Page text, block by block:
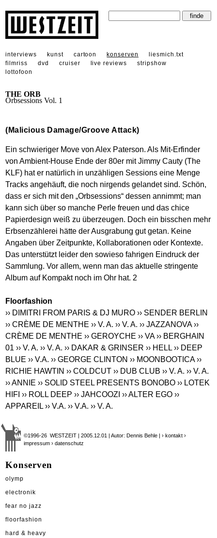
interviews kunst cartoon konserven
liesmich.txt
filmriss
dvd cruiser live reviews
stripshow
lottofoon
THE ORB
Orbsessions Vol. 1
(Malicious Damage/Groove Attack)
Ein schwieriger Move von Alex Paterson. Als Mit-Erfinder
von Ambient-House Ende der 80er mit Jimmy Cauty (The
KLF) hat er natürlich in unzähligen Sessions eine Menge
Tracks angehäuft, die noch nirgends gelandet sind. Schön,
dass er sich mit den „Orbsessions“ dessen annimmt; man
kann sich über so manche Perle freuen und das chice
Papierdesign weiß zu überzeugen. Doch ein bisschen mehr
Erbsenzählerei hätte der Ausgrabung gut getan. Keine
Angaben über Zeitpunkte, Kollaborationen oder Kontexte.
Das unterstützt leider den sowieso fahrigen Eindruck der
Sammlung. Vor allem, wenn man das aktuelle stringente
Album auf Kompakt noch im Ohr hat. 2
Floorfashion
›› DIMITRI FROM PARIS & DJ MURO ›› SENDER BERLIN
›› CRÈME DE MENTHE ›› V. A. ›› V. A. ›› JAZZANOVA ››
CRÈME DE MENTHE ›› GEROYCHE ›› VA ›› BERGHAIN
01 ›› V. A. ›› V. A. ›› DAKAR & GRINSER ›› HELL ›› DEEP
BLUE ›› V.A. ›› GEORGE CLINTON ›› MOONBOOTICA ››
RICHIE HAWTIN ›› COLDCUT ›› DUB CLUB ›› V. A. ›› V. A.
›› ANNIE ›› SOLID STEEL PRESENTS BONOBO ›› LOTEK
HIFI ›› ROLL DEEP ›› JAHCOOZI ›› ALTER EGO ››
APPAREIL ›› V.A. ›› V.A. ›› V. A.
©1996-26 WESTZEIT | 2005.12.01 | Autor: Dennis Behle |› kontakt ›
impressum › datenschutz
Konserven
olymp
electronik
fear no jazz
floorfashion
hard & heavy